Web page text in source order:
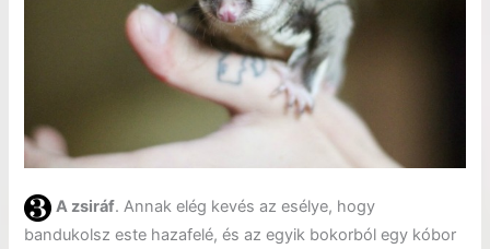
A zsiráf. Annak elég kevés az esélye, hogy
bandukolsz este hazafelé, és az egyik bokorból egy kóbor